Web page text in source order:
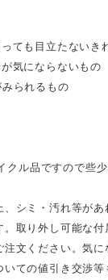
ても目立たないき
気にならないもの
られるもの
ル品ですので些
シミ・汚れ等が
取り外し可能な
文ください。気
ての値引き交渉等